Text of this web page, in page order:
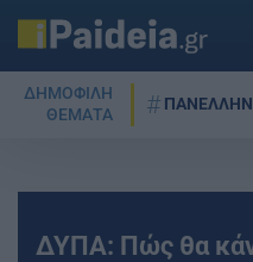
ΔΗΜΟΦΙΛΗ
ΘΕΜΑΤΑ
ΔΥΠΑ: Πώς θα